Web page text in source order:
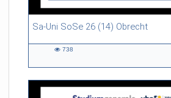
Sa-Uni SoSe 26 (14) Obrecht
46:53 duration
738